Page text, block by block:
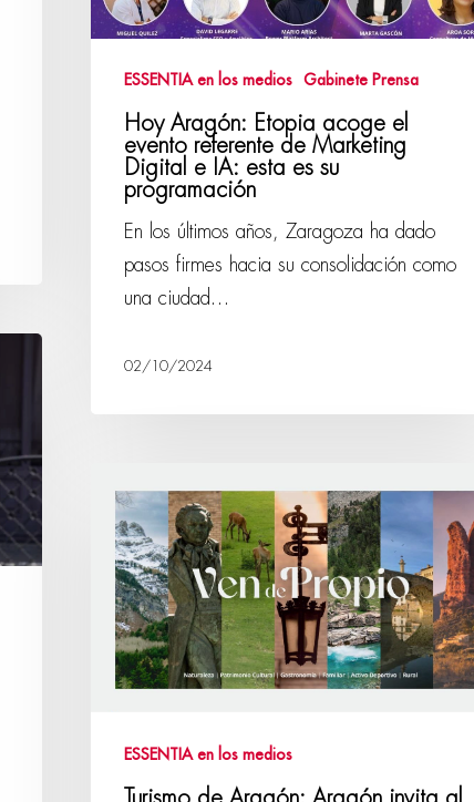
ESSENTIA en los medios Gabinete Prensa
Hoy Aragón: Etopia acoge el
evento referente de Marketing
Digital e IA: esta es su
programación
En los últimos años, Zaragoza ha dado
pasos firmes hacia su consolidación como
una ciudad…
02/10/2024
ESSENTIA en los medios